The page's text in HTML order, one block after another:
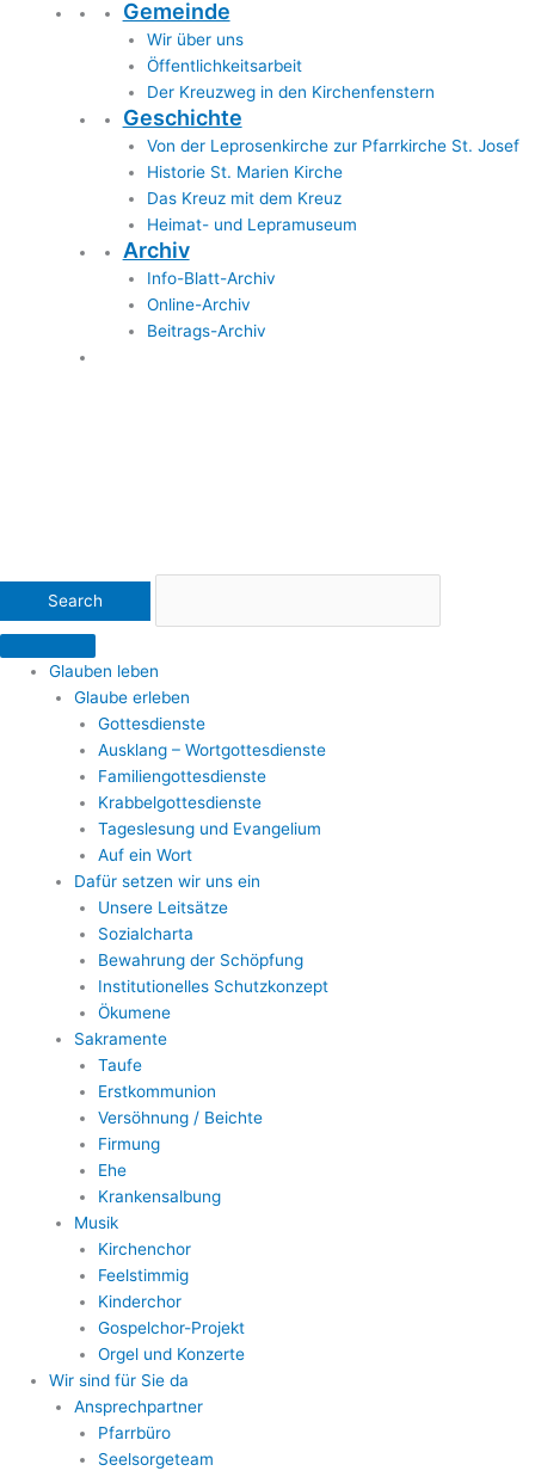
Gemeinde
Wir über uns
Öffentlichkeitsarbeit
Der Kreuzweg in den Kirchenfenstern
Geschichte
Von der Leprosenkirche zur Pfarrkirche St. Josef
Historie St. Marien Kirche
Das Kreuz mit dem Kreuz
Heimat- und Lepramuseum
Archiv
Info-Blatt-Archiv
Online-Archiv
Beitrags-Archiv
Glauben leben
Glaube erleben
Gottesdienste
Ausklang – Wortgottesdienste
Familiengottesdienste
Krabbelgottesdienste
Tageslesung und Evangelium
Auf ein Wort
Dafür setzen wir uns ein
Unsere Leitsätze
Sozialcharta
Bewahrung der Schöpfung
Institutionelles Schutzkonzept
Ökumene
Sakramente
Taufe
Erstkommunion
Versöhnung / Beichte
Firmung
Ehe
Krankensalbung
Musik
Kirchenchor
Feelstimmig
Kinderchor
Gospelchor-Projekt
Orgel und Konzerte
Wir sind für Sie da
Ansprechpartner
Pfarrbüro
Seelsorgeteam